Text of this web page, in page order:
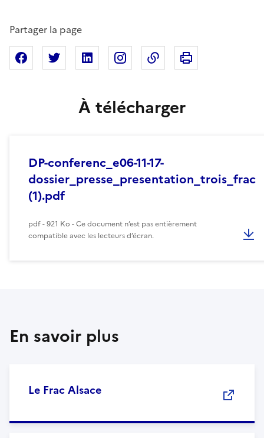
Partager la page
Partager sur Facebook
Partager sur XPartager sur Linkedin
Partager sur Instagram
Copier dans le
Imprimer cette
À télécharger
DP-conferenc_e06-11-17-
dossier_presse_presentation_trois_frac
(1).pdf
pdf - 921 Ko - Ce document n’est pas entièrement
compatible avec les lecteurs d’écran.
En savoir plus
Le Frac Alsace